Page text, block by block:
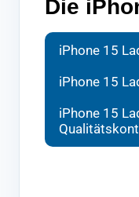
Die
iPhone 15
iPhone 15
iPhone 15